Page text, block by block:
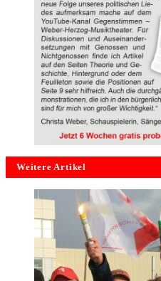
Weitere Artikel